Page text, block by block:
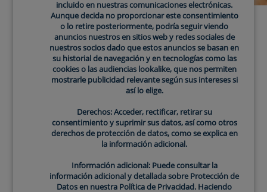
¿Cómo prevenir la aparición de
manchas solares?
Protección contra los rayos
solares
Las manchas solares se pueden prevenir siempre y
se proteja a la piel de la radiación del sol
se siga una rutina de cuidados específicos. Pero lo más
importante es proteger a la piel y para ello nada como
la loción hidratante de rostro SPF 50 deCeraVe. Este
producto aportaprotección contra los rayos
incluido en nuestras comunicaciones electrónicas.
Aunque decida no proporcionar este consentimiento
o lo retire posteriormente, podría seguir viendo
anuncios nuestros en sitios web y redes sociales de
nuestros socios dado que estos anuncios se basan en
su historial de navegación y en tecnologías como las
cookies o las audiencias lookalike, que nos permiten
mostrarle publicidad relevante según sus intereses si
así lo elige.
Derechos: Acceder, rectificar, retirar su
consentimiento y suprimir sus datos, así como otros
derechos de protección de datos, como se explica en
la información adicional.
Información adicional: Puede consultar la
información adicional y detallada sobre Protección de
Datos en nuestra Política de Privacidad. Haciendo